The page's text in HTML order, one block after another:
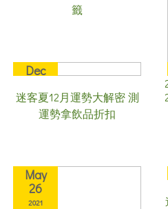
籤
Dec
2021
迷客夏12月運勢大解密 測
運勢拿飲品折扣
May
26
2021